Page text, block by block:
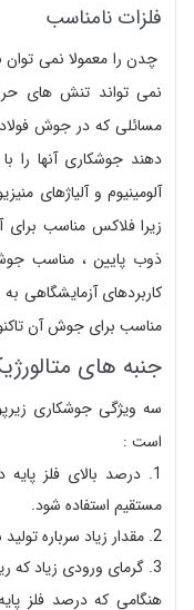
فلزات نامناسب
چدن را معمولا نمی
نمی تواند تنش های
مسائلی که در جوش فولاد
دهند جوشکاری آنها را
آلومینیوم و آلیاژهای
زیرا فلاکس مناسب
کاربردهای
مناسب برای جوش آن
جنبه های
سه ویژگی جوشکاری
است :
درصد بالای فلز
مستقیم استفاده شود.
مقدار زیاد سرباره
گرمای ورودی زیاد که
هنگامی که درصد فلز